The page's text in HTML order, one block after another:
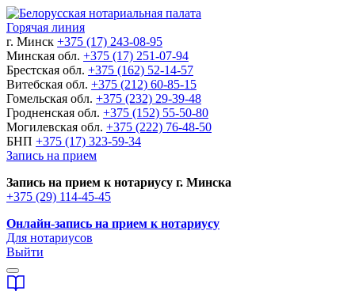
Горячая линия
г. Минск +375 (17) 243-08-95
Минская обл. +375 (17) 251-07-94
Брестская обл. +375 (162) 52-14-57
Витебская обл. +375 (212) 60-85-15
Гомельская обл. +375 (232) 29-39-48
Гродненская обл. +375 (152) 55-50-80
Могилевская обл. +375 (222) 76-48-50
БНП +375 (17) 323-59-34
Запись на прием
Запись на прием к нотариусу г. Минска
+375 (29) 114-45-45
Онлайн-запись на прием к нотариусу
Для нотариусов
Выйти